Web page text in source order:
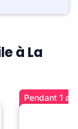
à La
Pendant 1